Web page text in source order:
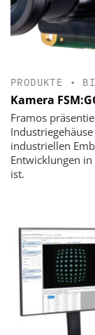
PRODUKTE •
Kamera
Framos
industriellen
Entwicklungen
ist.